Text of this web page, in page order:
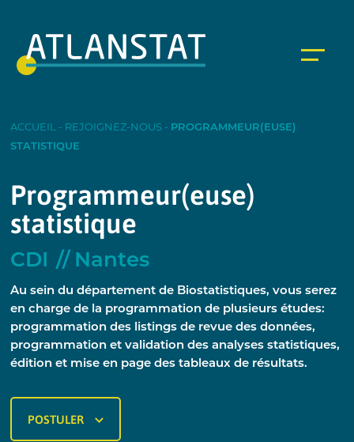
ACCUEIL - REJOIGNEZ-NOUS - PROGRAMMEUR(EUSE)
STATISTIQUE
Programmeur(euse)
statistique
CDI Nantes
Au sein du département de Biostatistiques, vous serez
en charge de la programmation de plusieurs études:
programmation des listings de revue des données,
programmation et validation des analyses statistiques,
édition et mise en page des tableaux de résultats.
POSTULER